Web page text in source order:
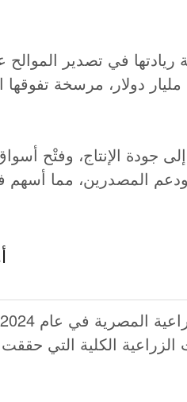
بكميات تجاوزت 2.4 مليون طن وعائدات تخطت 1.1 مليار دولار،
جودة الإنتاج، وفتْح
ودعم المصدرين، مما
الكلية التي حققت